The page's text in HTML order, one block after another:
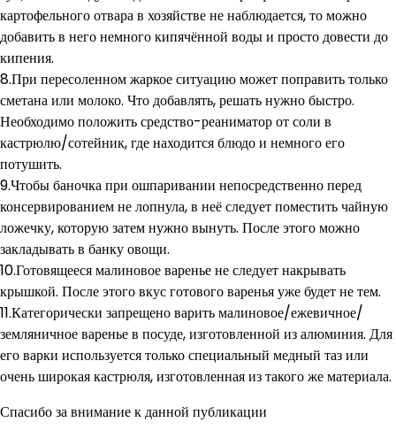
картофельного отвара в хозяйстве не наблюдается, то можно
добавить в него немного кипячённой воды и просто довести до
кипения.
8.При пересоленном жаркое ситуацию может поправить только
сметана или молоко. Что добавлять, решать нужно быстро.
Необходимо положить средство-реаниматор от соли в
кастрюлю/сотейник, где находится блюдо и немного его
потушить.
9.Чтобы баночка при ошпаривании непосредственно перед
консервированием не лопнула, в неё следует поместить чайную
ложечку, которую затем нужно вынуть. После этого можно
закладывать в банку овощи.
10.Готовящееся малиновое варенье не следует накрывать
крышкой. После этого вкус готового варенья уже будет не тем.
11.Категорически запрещено варить малиновое/ежевичное/
земляничное варенье в посуде, изготовленной из алюминия. Для
его варки используется только специальный медный таз или
очень широкая кастрюля, изготовленная из такого же материала.
Спасибо за внимание к данной публикации